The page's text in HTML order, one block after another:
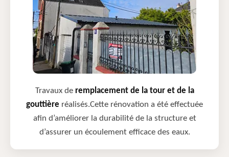
Travaux de remplacement de la tour et de la
gouttière réalisés.Cette rénovation a été effectuée
afin d’améliorer la durabilité de la structure et
d’assurer un écoulement efficace des eaux.